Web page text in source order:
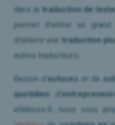
dans la traduction de
permet d’entrer un
d’obtenir une traduction
autres traducteurs.
Besoin d’ astuces et de
quotidiend’
elleboss
, nous vous